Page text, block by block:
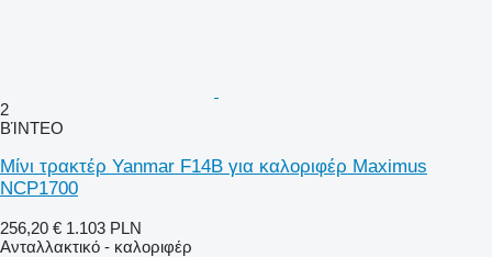
2
ΒΊΝΤΕΟ
Μίνι τρακτέρ Yanmar F14B για καλοριφέρ Maximus
NCP1700
256,20 € 1.103 PLN
Ανταλλακτικό - καλοριφέρ